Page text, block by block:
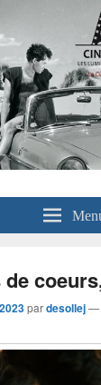
pardesollej—